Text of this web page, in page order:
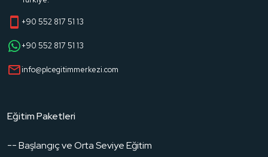
+90 552 817 51 13
+90 552 817 51 13
info@plcegitimmerkezi.com
Eğitim Paketleri
-- Başlangıç ve Orta Seviye Eğitim